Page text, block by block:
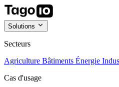
Solutions
Secteurs
Agriculture Bâtiments Énergie
Cas d'usage